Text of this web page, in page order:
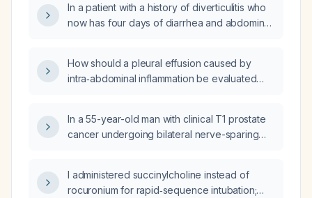
maintenance sedation with fentanyl and
propofol?
In a patient with a history of diverticulitis who
now has four days of diarrhea and abdominal
evaluation and management?
How should a pleural effusion caused by
intra‑abdominal inflammation be evaluated
In a 55-year-old man with clinical T1 prostate
cancer undergoing bilateral nerve-sparing
urinary incontinence?
I administered succinylcholine instead of
rocuronium for rapid‑sequence intubation;